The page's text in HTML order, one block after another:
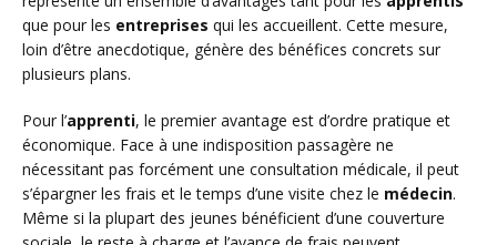
que pour les entreprises qui les accueillent. Cette mesure,
loin d’être anecdotique, génère des bénéfices concrets sur
plusieurs plans.
Pour l’apprenti, le premier avantage est d’ordre pratique et
économique. Face à une indisposition passagère ne
nécessitant pas forcément une consultation médicale, il peut
s’épargner les frais et le temps d’une visite chez le médecin.
Même si la plupart des jeunes bénéficient d’une couverture